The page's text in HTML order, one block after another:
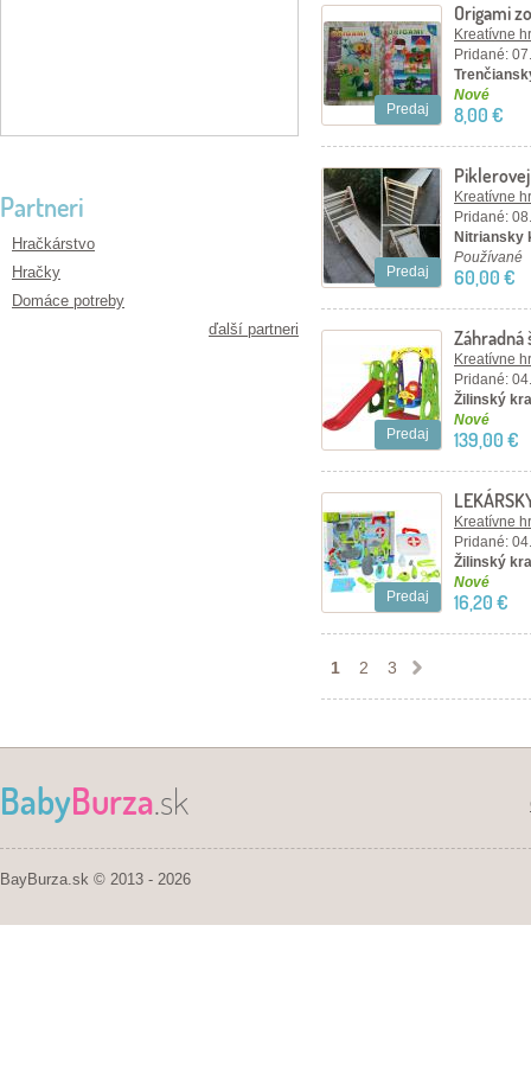
Partneri
Hračkárstvo
Hračky
Domáce potreby
ďalší partneri
Predaj
Origami
Kreatívne
Pridané:
Nové
8,00 €
Predaj
Kreatívne
Pridané:
Nitriansky
Používané
60,00 €
Predaj
Záhradná
Kreatívne
Pridané:
Žilinský
Nové
139,00 €
Predaj
teplomer,
Kreatívne
Pridané:
Žilinský
Nové
16,20 €
1 2 3
BabyBurza.sk
BayBurza.sk © 2013 - 2026